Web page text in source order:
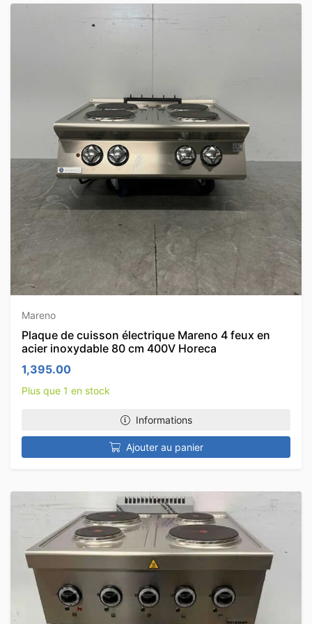
Mareno
Plaque de cuisson électrique Mareno 4 feux en
acier inoxydable 80 cm 400V Horeca
1,395.00
Plus que 1 en stock
Informations
Ajouter au panier